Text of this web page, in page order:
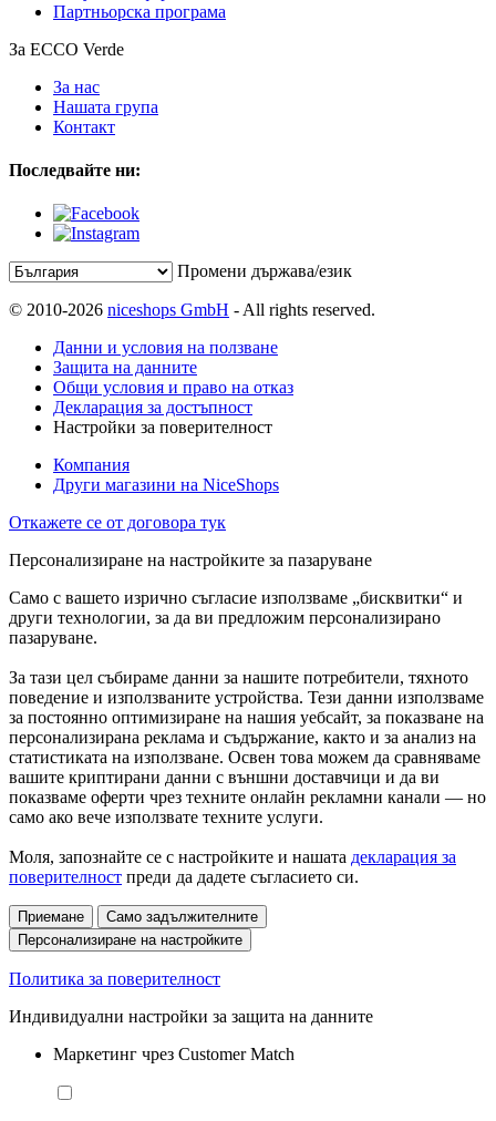
Партньорска програма
За ECCO Verde
За нас
Нашата група
Контакт
Последвайте ни:
Промени държава/език
© 2010-2026 niceshops GmbH - All rights reserved.
Данни и условия на ползване
Защита на данните
Общи условия и право на отказ
Декларация за достъпност
Настройки за поверителност
Компания
Други магазини на NiceShops
Откажете се от договора тук
Персонализиране на настройките за пазаруване
Само с вашето изрично съгласие използваме „бисквитки“ и
други технологии, за да ви предложим персонализирано
пазаруване.
За тази цел събираме данни за нашите потребители, тяхното
поведение и използваните устройства. Тези данни използваме
за постоянно оптимизиране на нашия уебсайт, за показване на
персонализирана реклама и съдържание, както и за анализ на
статистиката на използване. Освен това можем да сравняваме
вашите криптирани данни с външни доставчици и да ви
показваме оферти чрез техните онлайн рекламни канали — но
само ако вече използвате техните услуги.
Моля, запознайте се с настройките и нашата декларация за
поверителност преди да дадете съгласието си.
Приемане
Само задължителните
Персонализиране на настройките
Политика за поверителност
Индивидуални настройки за защита на данните
Маркетинг чрез Customer Match